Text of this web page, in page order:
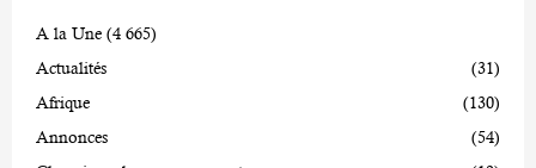
A la Une (4 665)
Actualités
(31)
Afrique
(130)
Annonces
(54)